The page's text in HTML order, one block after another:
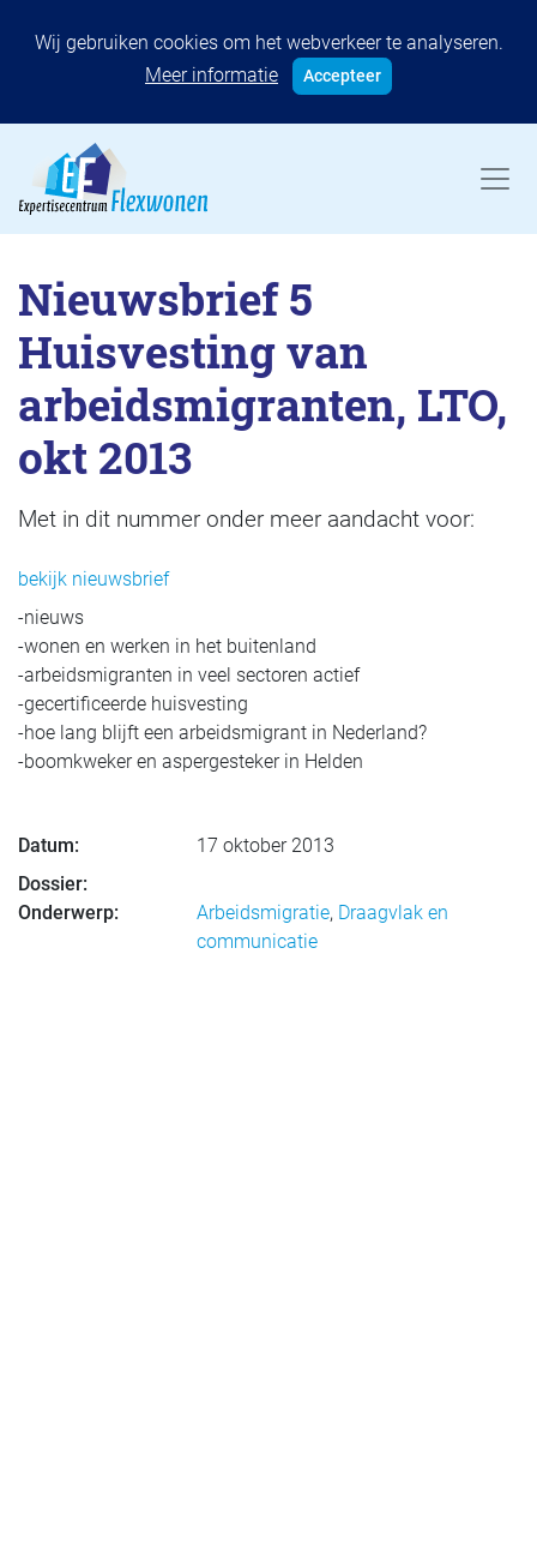
Wij gebruiken cookies om het webverkeer te analyseren.
Meer informatie
Accepteer
Nieuwsbrief 5
Huisvesting van
arbeidsmigranten, LTO,
okt 2013
Met in dit nummer onder meer aandacht voor:
bekijk nieuwsbrief
-nieuws
-wonen en werken in het buitenland
-arbeidsmigranten in veel sectoren actief
-gecertificeerde huisvesting
-hoe lang blijft een arbeidsmigrant in Nederland?
-boomkweker en aspergesteker in Helden
Datum:
17 oktober 2013
Dossier:
Onderwerp:
Arbeidsmigratie, Draagvlak en
communicatie